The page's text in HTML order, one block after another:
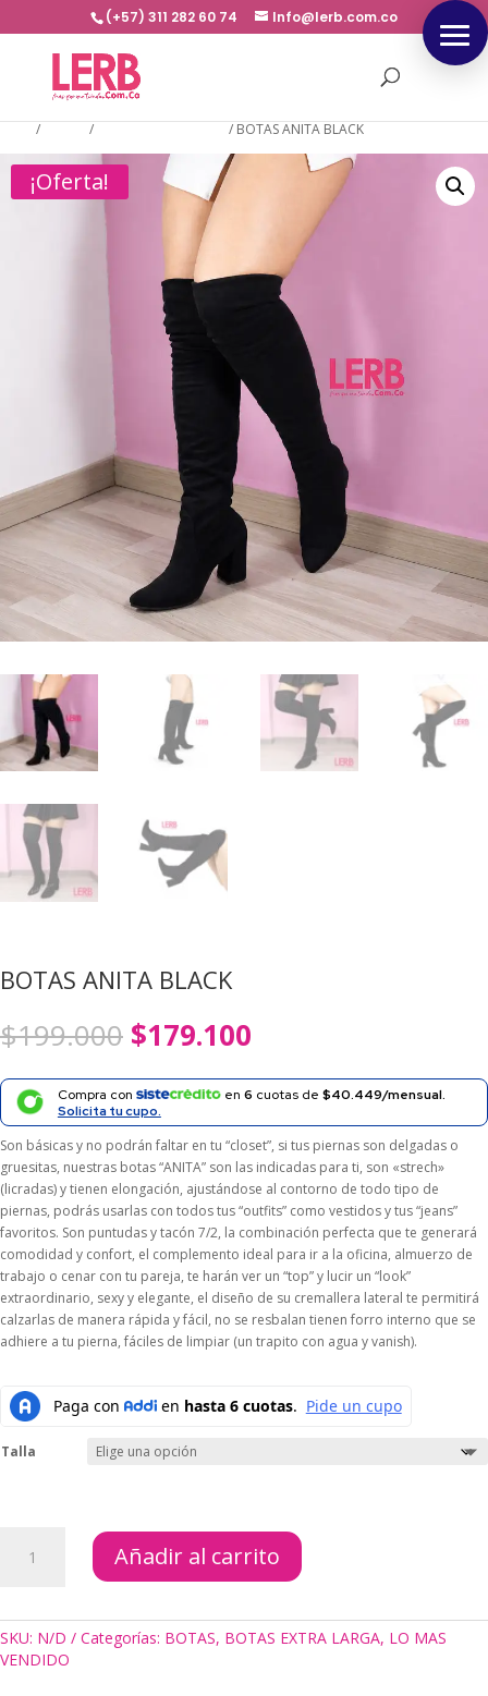
(+57) 311 282 60 74 Info@lerb.com.co
/ / / BOTAS ANITA BLACK
¡Oferta!
BOTAS ANITA BLACK
$199.000 El
precio
original
era:
$199.000.
$179.100
actual
es:
$179.100.
Compra con en 6 cuotas de $40.449/mensual.
Solicita tu cupo.
Son básicas y no podrán faltar en tu “closet”, si tus piernas son delgadas o
gruesitas, nuestras botas “ANITA” son las indicadas para ti, son «strech»
(licradas) y tienen elongación, ajustándose al contorno de todo tipo de
piernas, podrás usarlas con todos tus “outfits” como vestidos y tus “jeans”
favoritos. Son puntudas y tacón 7/2, la combinación perfecta que te generará
comodidad y confort, el complemento ideal para ir a la oficina, almuerzo de
trabajo o cenar con tu pareja, te harán ver un “top” y lucir un “look”
extraordinario, sexy y elegante, el diseño de su cremallera lateral te permitirá
calzarlas de manera rápida y fácil, no se resbalan tienen forro interno que se
adhiere a tu pierna, fáciles de limpiar (un trapito con agua y vanish).
Talla
ANITA
Añadir al carrito
SKU: N/D Categorías: BOTAS, BOTAS EXTRA LARGA, LO MAS
VENDIDO